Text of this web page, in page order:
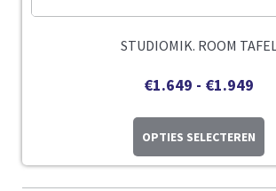
STUDIOMIK. ROOM TAFEL
€1.649 - €1.949
OPTIES SELECTEREN